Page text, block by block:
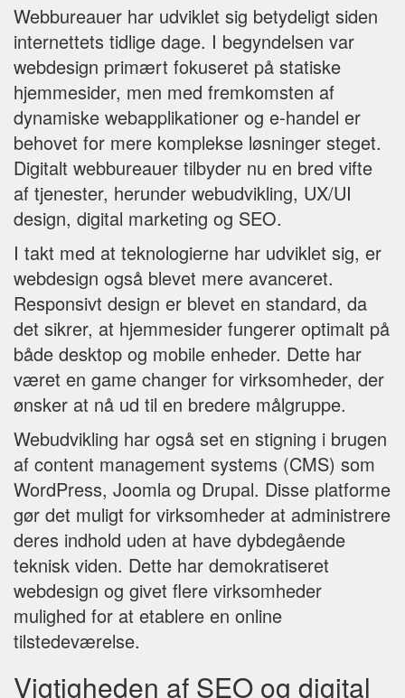
Webbureauer har udviklet sig betydeligt siden
internettets tidlige dage. I begyndelsen var
webdesign primært fokuseret på statiske
hjemmesider, men med fremkomsten af
dynamiske webapplikationer og e-handel er
behovet for mere komplekse løsninger steget.
Digitalt webbureauer tilbyder nu en bred vifte
af tjenester, herunder webudvikling, UX/UI
design, digital marketing og SEO.
I takt med at teknologierne har udviklet sig, er
webdesign også blevet mere avanceret.
Responsivt design er blevet en standard, da
det sikrer, at hjemmesider fungerer optimalt på
både desktop og mobile enheder. Dette har
været en game changer for virksomheder, der
ønsker at nå ud til en bredere målgruppe.
Webudvikling har også set en stigning i brugen
af content management systems (CMS) som
WordPress, Joomla og Drupal. Disse platforme
gør det muligt for virksomheder at administrere
deres indhold uden at have dybdegående
teknisk viden. Dette har demokratiseret
webdesign og givet flere virksomheder
mulighed for at etablere en online
tilstedeværelse.
Vigtigheden af SEO og digital